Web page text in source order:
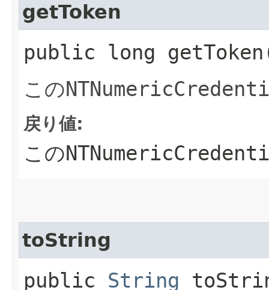
getToken
public long
この
戻り値:
この
toString
public String